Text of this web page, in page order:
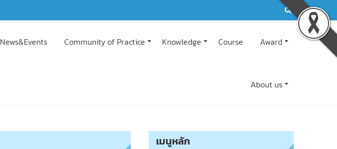
News&Events Community of Practice Knowledge Course Award
About us
เมนูหลัก